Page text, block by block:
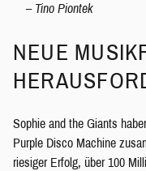
– Tino Piontek
NEUE
Sophie and the Giants
Purple Disco Machine
riesiger Erfolg, über 100